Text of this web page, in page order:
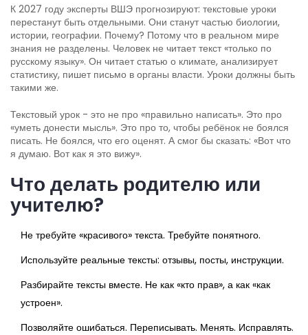
К 2027 году эксперты ВШЭ прогнозируют: текстовые уроки
перестанут быть отдельными. Они станут частью биологии,
истории, географии. Почему? Потому что в реальном мире
знания не разделены. Человек не читает текст «только по
русскому языку». Он читает статью о климате, анализирует
статистику, пишет письмо в органы власти. Уроки должны быть
такими же.
Текстовый урок - это не про «правильно написать». Это про
«уметь донести мысль». Это про то, чтобы ребёнок не боялся
писать. Не боялся, что его оценят. А смог бы сказать: «Вот что
я думаю. Вот как я это вижу».
Что делать родителю или
учителю?
Не требуйте «красивого» текста. Требуйте понятного.
Используйте реальные тексты: отзывы, посты, инструкции.
Разбирайте тексты вместе. Не как «кто прав», а как «как
устроен».
Позволяйте ошибаться. Переписывать. Менять. Исправлять.